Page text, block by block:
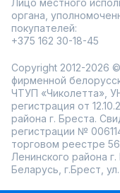
органа,
покупателей:
+375 162 30-18-45
Copyright 2012-2026
фирменной
ЧТУП «Чиколетта»,
регистрация от
района г. Бреста.
регистрации №
торговом реестре
Ленинского района
Беларусь, г.Брест,